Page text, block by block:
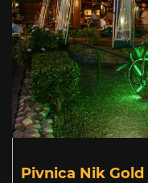
Pivnica Nik Gold